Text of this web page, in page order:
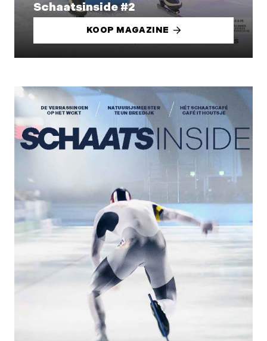
Schaatsinside #2
KOOP MAGAZINE